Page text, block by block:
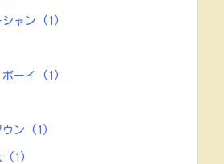
シャン (1)
ボーイ (1)
ウン (1)
(1)